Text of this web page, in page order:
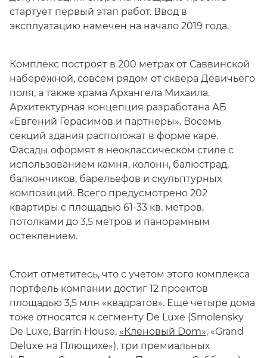
стартует первый этап работ. Ввод в
эксплуатацию намечен на начало 2019 года.
Комплекс построят в 200 метрах от Саввинской
набережной, совсем рядом от сквера Девичьего
поля, а также храма Архангела Михаила.
Архитектурная концепция разработана АБ
«Евгений Герасимов и партнеры». Восемь
секций здания расположат в форме каре.
Фасады оформят в неоклассическом стиле с
использованием камня, колонн, балюстрад,
балкончиков, барельефов и скульптурных
композиций. Всего предусмотрено 202
квартиры с площадью 61-33 кв. метров,
потолками до 3,5 метров и панорамным
остеклением.
Стоит отметитесь, что с учетом этого комплекса
портфель компании достиг 12 проектов
площадью 3,5 млн «квадратов». Еще четыре дома
тоже относятся к сегменту De Luxe (Smolensky
De Luxe, Barrin House, «Кленовый Dom», «Grand
Deluxe на Плющихе»), три премиальных